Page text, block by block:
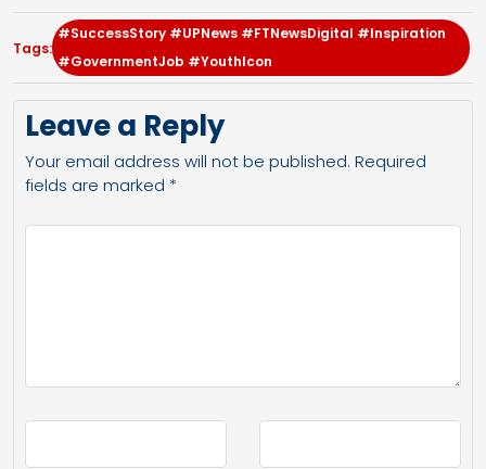
Tags:
#SuccessStory #UPNews #FTNewsDigital #Inspiration
#GovernmentJob #YouthIcon
Leave a Reply
Your email address will not be published. Required
fields are marked *